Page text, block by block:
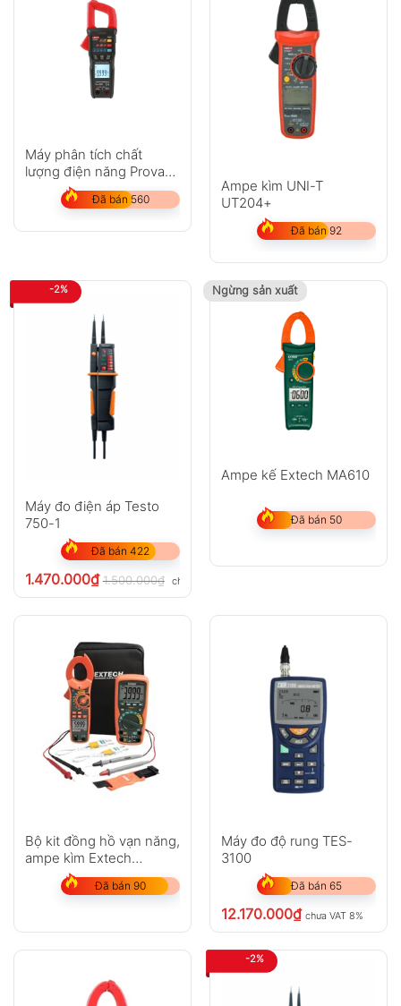
Máy phân tích chất
lượng điện năng Prova
6830A + 3007
Đã bán 560
Ampe kìm UNI-T
UT204+
Đã bán 92
-2%
Máy đo điện áp Testo
750-1
Đã bán 422
1.470.000₫ 1.500.000₫ chưa VAT 8%
Ngừng sản xuất
Ampe kế Extech MA610
Đã bán 50
Bộ kit đồng hồ vạn năng,
ampe kìm Extech
MA620-K
Đã bán 90
Máy đo độ rung TES-
3100
Đã bán 65
12.170.000₫ chưa VAT 8%
-2%